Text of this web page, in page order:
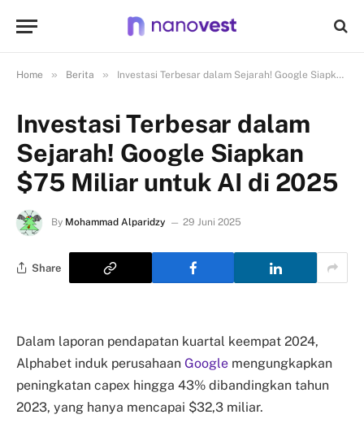
Home » Berita » Investasi Terbesar dalam Sejarah! Google Siapkan $75 Miliar untuk AI di 2025
Investasi Terbesar dalam
Sejarah! Google Siapkan
$75 Miliar untuk AI di 2025
By Mohammad Alparidzy 29 Juni 2025
Share
Dalam laporan pendapatan kuartal keempat 2024,
Alphabet induk perusahaan Google mengungkapkan
peningkatan capex hingga 43% dibandingkan tahun
2023, yang hanya mencapai $32,3 miliar.